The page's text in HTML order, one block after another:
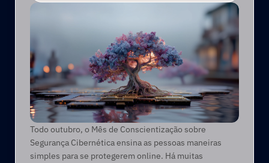
Todo outubro, o Mês de Conscientização sobre
Segurança Cibernética ensina as pessoas maneiras
simples para se protegerem online. Há muitas